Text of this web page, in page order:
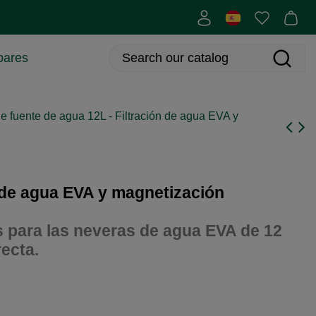
fuente de agua 12L - Filtración de agua EVA y
agua EVA y magnetización
las neveras de agua EVA de 12